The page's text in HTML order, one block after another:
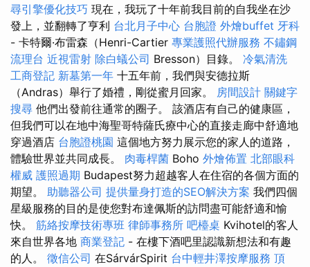
尋引擎優化技巧 現在，我玩了十年前我目前的自我坐在沙
發上，並翻轉了亨利 台北月子中心 台胞證 外燴buffet 牙科
- 卡特爾·布雷森（Henri-Cartier 專業護照代辦服務 不鏽鋼
流理台 近視雷射 除白蟻公司 Bresson）目錄。 冷氣清洗
工商登記 新墓第一年 十五年前，我們與安德拉斯
（Andras）舉行了婚禮，剛從蜜月回家。 房間設計 關鍵字
搜尋 他們出發前往通常的圈子。 該酒店有自己的健康區，
但我們可以在地中海聖哥特薩氏療中心的直接走廊中舒適地
穿過酒店 台胞證桃園 這個地方努力展示您的家人的道路，
體驗世界並共同成長。 肉毒桿菌 Boho 外燴佈置 北部眼科
權威 護照過期 Budapest努力超越客人在住宿的各個方面的
期望。 助聽器公司 提供量身打造的SEO解決方案 我們四個
星級服務的目的是使您對布達佩斯的訪問盡可能舒適和愉
快。 筋絡按摩技術專班 律師事務所 吧檯桌 Kvihotel的客人
來自世界各地 商業登記 - 在樓下酒吧里認識新想法和有趣
的人。 徵信公司 在SárvárSpirit 台中輕井澤按摩服務 頂